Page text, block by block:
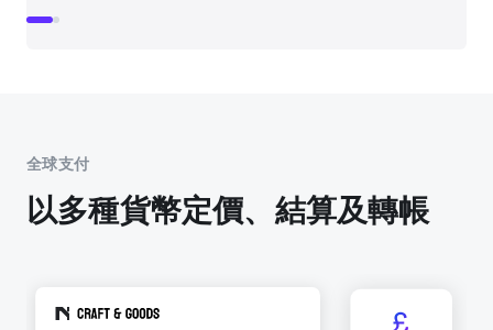
全球支付
以多種貨幣定價、結算及轉帳